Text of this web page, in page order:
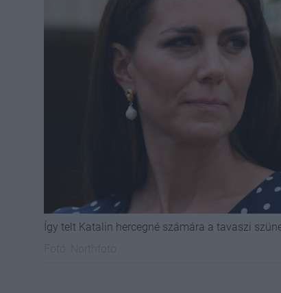
Így telt Katalin hercegné számára a tavaszi